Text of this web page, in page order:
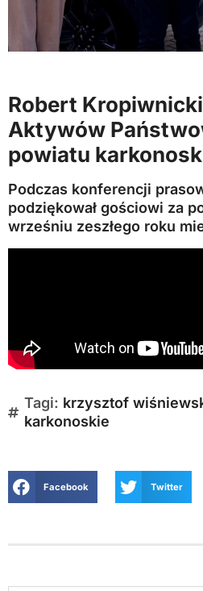
Robert
Aktywów
powiatu
Podczas konferencji
podziękował gościowi za
wrześniu zeszłego roku
Tagi: krzysztof
karkonoskie
Facebook Twitter